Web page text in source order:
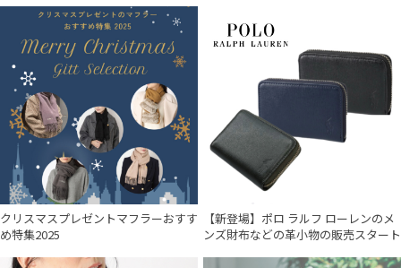
クリスマスプレゼントマフラーおすす
め特集2025
【新登場】ポロ ラルフ ローレンのメ
ンズ財布などの革小物の販売スタート